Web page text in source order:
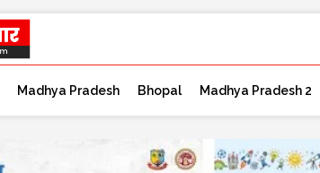
Madhya Pradesh Bhopal Madhya Pradesh 2